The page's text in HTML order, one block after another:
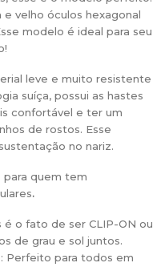
velho óculos hexagonal
modelo é ideal para seu
leve e muito resistente
suíça, possui as hastes
confortável e ter um
de rostos. Esse
no nariz.
para quem tem
.
o fato de ser CLIP-ON ou
de grau e sol juntos.
Perfeito para todos em